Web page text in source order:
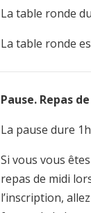
La table ronde
La table ronde
Pause. Repas
La pause dure
Si vous vous
repas de midi
l’inscription,